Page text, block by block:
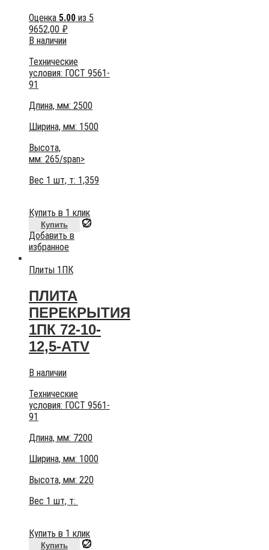
Оценка 5.00 из 5
9652,00 ₽
В наличии
Технические
условия: ГОСТ 9561-
91
Длина, мм: 2500
Ширина, мм: 1500
Высота,
мм: 265/span>
Вес 1 шт, т: 1,359
Купить в 1 клик
Купить
Добавить в
избранное
Плиты 1ПК
ПЛИТА
ПЕРЕКРЫТИЯ
1ПК 72-10-
12,5-АТV
В наличии
Технические
условия: ГОСТ 9561-
91
Длина, мм: 7200
Ширина, мм: 1000
Высота, мм: 220
Вес 1 шт, т:
Купить в 1 клик
Купить